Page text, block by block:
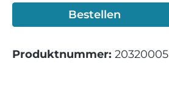
Bestellen
Produktnummer: 20320005